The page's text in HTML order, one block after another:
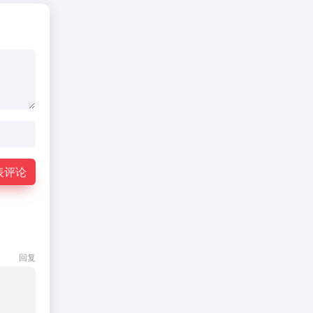
评论
回复